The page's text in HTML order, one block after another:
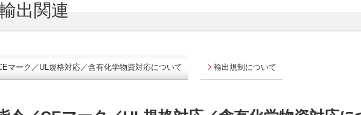
出関連
マーク／UL規格対応／含有化学物資対応について 輸出規制について